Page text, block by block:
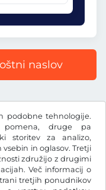
podobne tehnologije.
pomena, druge pa
storitev za analizo,
in oglasov. Tretji
združijo z drugimi
Več informacij o
tretjih ponudnikov
naslov